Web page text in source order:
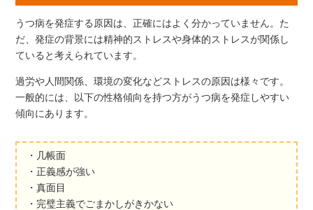
うつ病を発症する原因は、正確にはよく分かっていません。た
だ、発症の背景には精神的ストレスや身体的ストレスが関係し
ていると考えられています。
過労や人間関係、環境の変化などストレスの原因は様々です。
一般的には、以下の性格傾向を持つ方がうつ病を発症しやすい
傾向にあります。
・几帳面
・正義感が強い
・真面目
・完璧主義でごまかしがきかない